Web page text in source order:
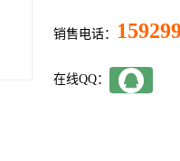
销售电话：
在线QQ：